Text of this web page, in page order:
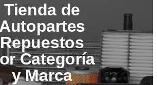
Tienda de
Autopartes
Repuestos
Categoría
y Marca